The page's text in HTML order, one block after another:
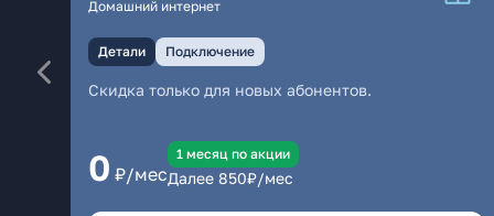
Домашний интернет
Детали Подключение
Скидка только для новых абонентов.
0 ₽/мес
1 месяц по акции
Далее 850₽/мес